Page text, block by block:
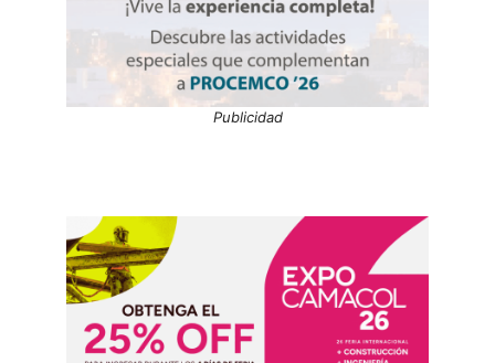
Publicidad